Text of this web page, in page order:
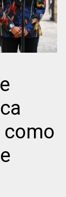
como